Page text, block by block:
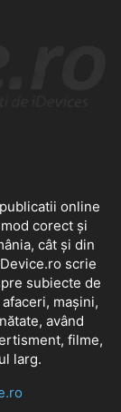
online
corect și
cât și din
scrie
subiecte de
mașini,
având
filme,
larg.